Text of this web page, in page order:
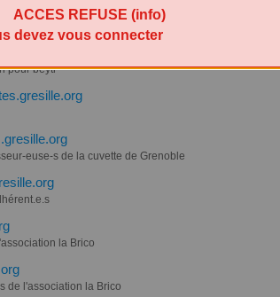
Royans
pour beyti
euse-s de la cuvette de Grenoble
la Brico
de l'association la Brico
ACCES REFUSE (info)
devez vous connecter